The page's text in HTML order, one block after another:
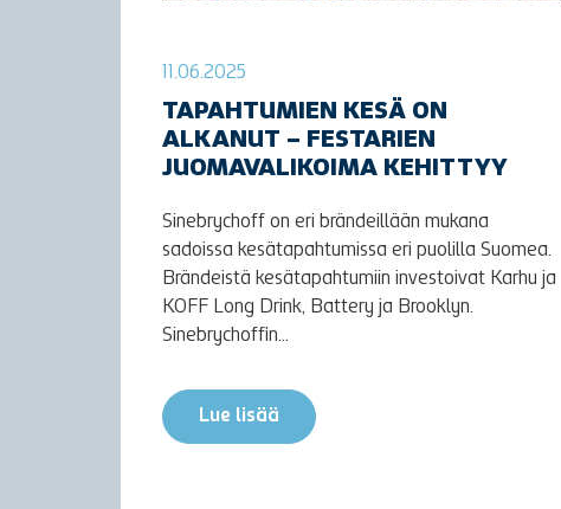
11.06.2025
TAPAHTUMIEN KESÄ ON
ALKANUT – FESTARIEN
JUOMAVALIKOIMA KEHITTYY
Sinebrychoff on eri brändeillään mukana
sadoissa kesätapahtumissa eri puolilla Suomea.
Brändeistä kesätapahtumiin investoivat Karhu ja
KOFF Long Drink, Battery ja Brooklyn.
Sinebrychoffin...
Lue lisää